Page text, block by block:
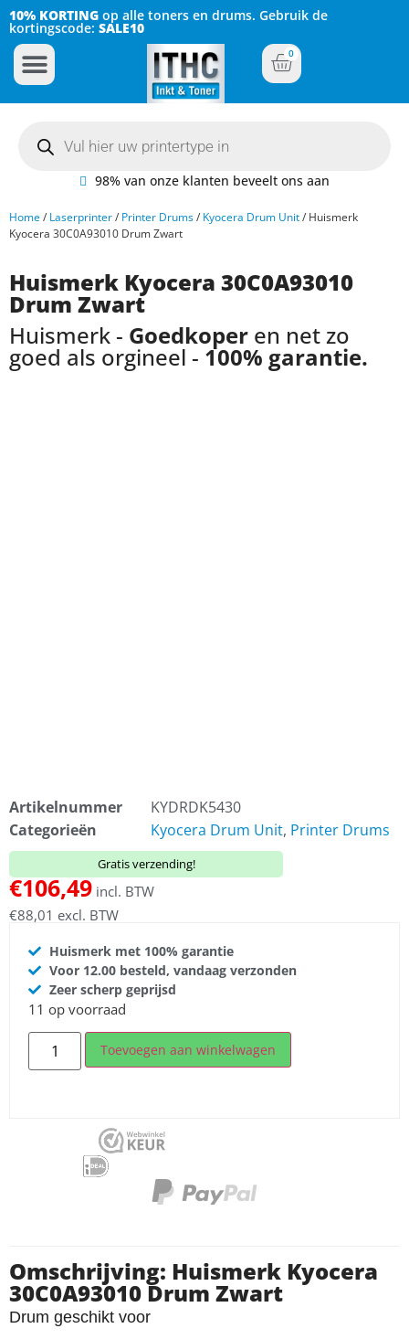
10% KORTING op alle toners en drums. Gebruik de
kortingscode: SALE10
0
98% van onze klanten beveelt ons aan
Home/ Laserprinter/ Printer Drums/ Kyocera Drum Unit/ Huismerk
Kyocera 30C0A93010 Drum Zwart
Huismerk Kyocera 30C0A93010
Drum Zwart
Huismerk - Goedkoper en net zo
goed als orgineel - 100% garantie.
Artikelnummer
KYDRDK5430
Categorieën
Kyocera Drum Unit, Printer Drums
Gratis verzending!
€106,49 incl. BTW
€88,01 excl. BTW
Huismerk met 100% garantie
Voor 12.00 besteld, vandaag verzonden
Zeer scherp geprijsd
11 op voorraad
Toevoegen aan winkelwagen
Omschrijving: Huismerk Kyocera
30C0A93010 Drum Zwart
Drum geschikt voor